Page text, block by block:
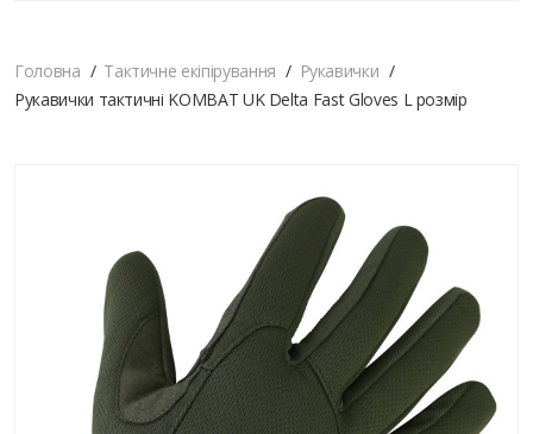
Головна Тактичне екіпірування
Рукавички
Рукавички тактичні KOMBAT UK Delta Fast Gloves L розмір